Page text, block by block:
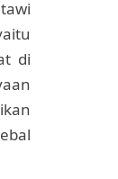
di